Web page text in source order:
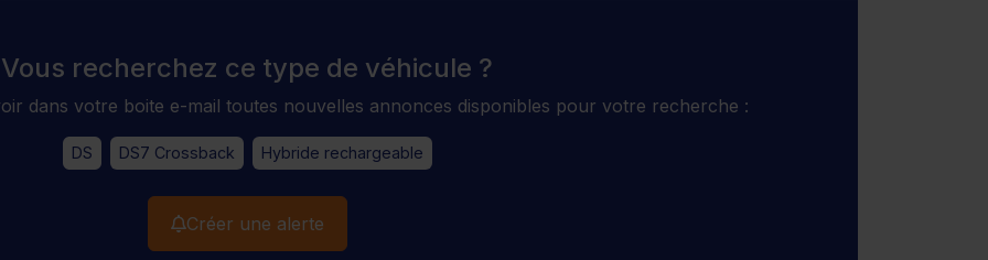
Vous recherchez ce type de véhicule ?
dans votre boite e-mail toutes nouvelles annonces disponibles pour votre recherche :
DS DS7 Crossback Hybride rechargeable
Créer une alerte